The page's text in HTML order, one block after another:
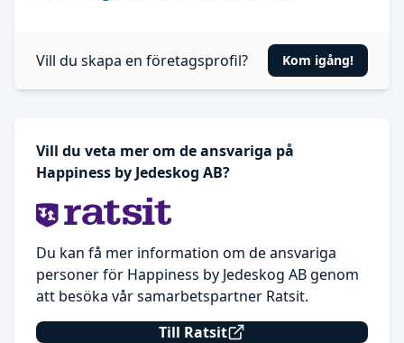
Vill du skapa en företagsprofil? Kom igång!
Vill du veta mer om de ansvariga på
Happiness by Jedeskog AB?
Du kan få mer information om de ansvariga
personer för Happiness by Jedeskog AB genom
att besöka vår samarbetspartner Ratsit.
Till Ratsit